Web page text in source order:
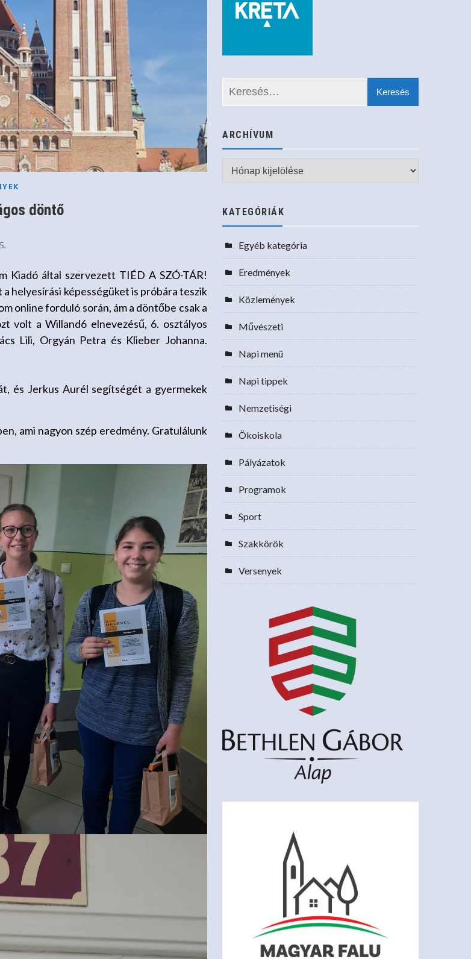
döntő
Kiadó által szervezett TIÉD A SZÓ-TÁR!
helyesírási képességüket is próbára teszik
online forduló során, ám a döntőbe csak a
volt a Willand6 elnevezésű, 6. osztályos
Lili, Orgyán Petra és Klieber Johanna.
és Jerkus Aurél segítségét a gyermekek
ami nagyon szép eredmény. Gratulálunk
ARCHÍVUM
Archívum
KATEGÓRIÁK
Egyéb kategória
Eredmények
Közlemények
Művészeti
Napi menü
Napi tippek
Nemzetiségi
Ökoiskola
Pályázatok
Programok
Sport
Szakkörök
Versenyek